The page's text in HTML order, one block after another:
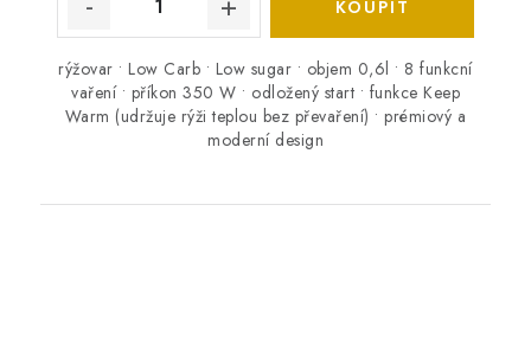
rýžovar • Low Carb • Low sugar • objem 0,6l • 8 funkcní
vaření • příkon 350 W • odložený start • funkce Keep
Warm (udržuje rýži teplou bez převaření) • prémiový a
moderní design